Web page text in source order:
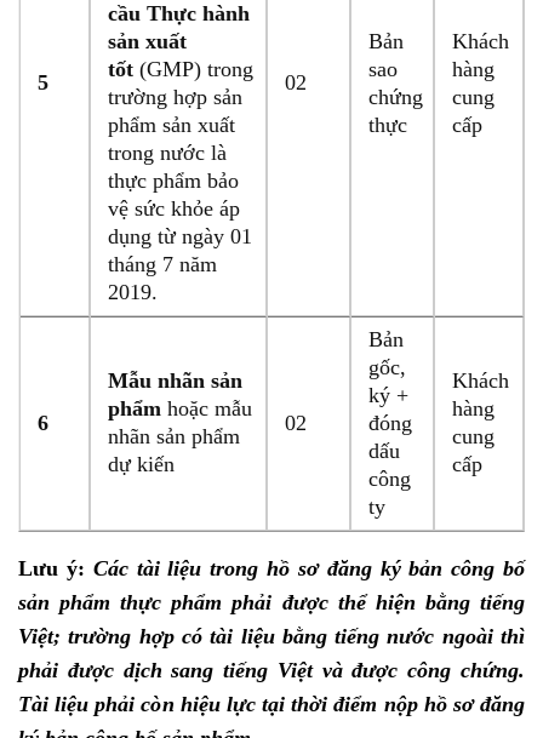
5
cầu Thực hành
sản xuất
tốt (GMP) trong
trường hợp sản
phẩm sản xuất
trong nước là
thực phẩm bảo
vệ sức khỏe áp
dụng từ ngày 01
tháng 7 năm
2019.
02
Bản
sao
chứng
thực
Khách
hàng
cung
cấp
6
Mẫu nhãn sản
phẩm hoặc mẫu
nhãn sản phẩm
dự kiến
02
Bản
gốc,
ký +
đóng
dấu
công
ty
Khách
hàng
cung
cấp
Lưu ý: Các tài liệu trong hồ sơ đăng ký bản công bố
sản phẩm thực phẩm phải được thể hiện bằng tiếng
Việt; trường hợp có tài liệu bằng tiếng nước ngoài thì
phải được dịch sang tiếng Việt và được công chứng.
Tài liệu phải còn hiệu lực tại thời điểm nộp hồ sơ đăng